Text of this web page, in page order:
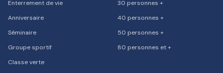
Enterrement de vie
Anniversaire
Séminaire
Groupe sportif
Classe verte
30 personnes +
40 personnes +
50 personnes +
80 personnes et +